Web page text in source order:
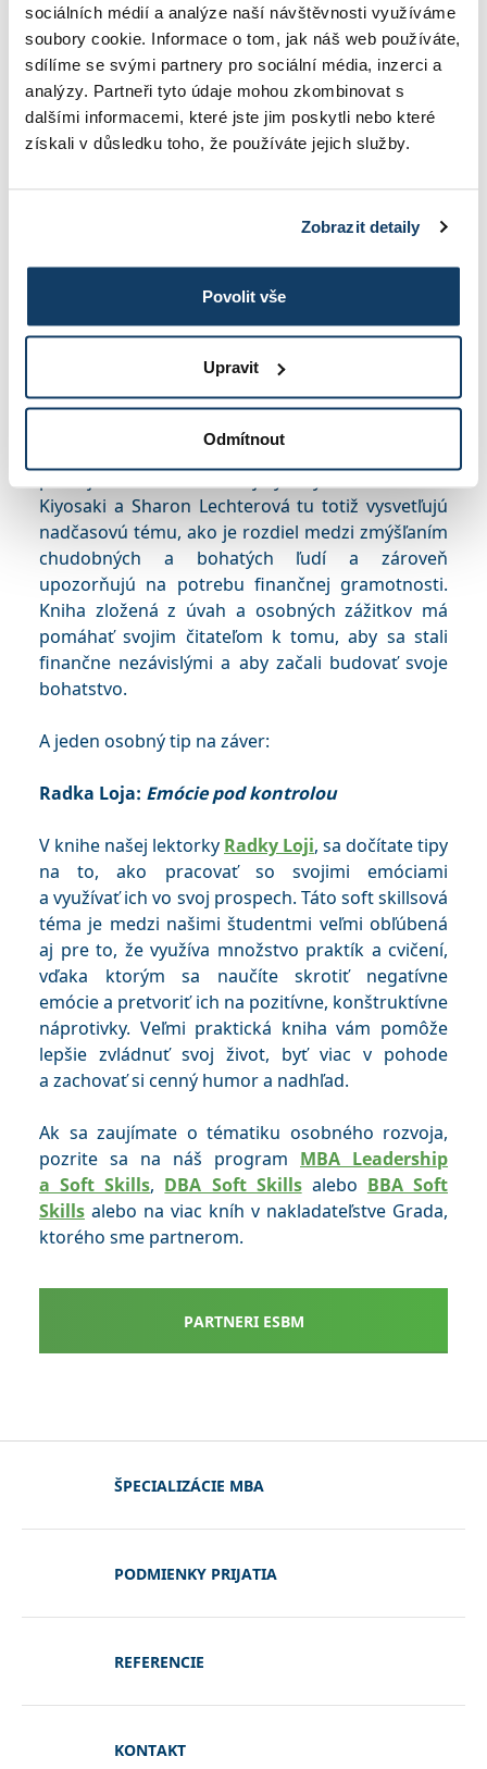
sociálních médií a analýze naší návštěvnosti využíváme
soubory cookie. Informace o tom, jak náš web používáte,
sdílíme se svými partnery pro sociální média, inzerci a
analýzy. Partneři tyto údaje mohou zkombinovat s
dalšími informacemi, které jste jim poskytli nebo které
získali v důsledku toho, že používáte jejich služby.
Zobrazit detaily
Povolit vše
Upravit
Odmítnout
Timothy Ferris:Nástroje titánov
Medzi knihami o úspechu vynikajúNástroje titánov
od Timothyho Ferrisa, autora bestselleru
Štvorhodinový pracovný týždeň. Kniha s podtitulom
Návyky a taktiky výnimočných osobností,
špičky, a to od hollywoodskych hercov, cez
Z rozhovorov s nimi potom vytiahol niekoľko
praktických rád, aplikovateľných pre každého, kto
chce dosiahnuť úspech.
Robert Kiyosaki a Sharon Lechter:
chudobný otec
Kiyosaki a Sharon Lechterová tu totiž vysvetľujú
nadčasovú tému, ako je rozdiel medzi zmýšľaním
chudobných a bohatých ľudí a zároveň
upozorňujú na potrebu finančnej gramotnosti.
Kniha zložená z úvah a osobných zážitkov má
pomáhať svojim čitateľom k tomu, aby sa stali
finančne nezávislými a aby začali budovať svoje
bohatstvo.
A jeden osobný tip na záver:
Radka Loja: Emócie pod kontrolou
V knihe našej lektorky Radky Loji, sa dočítate tipy
na to, ako pracovať so svojimi emóciami
a využívať ich vo svoj prospech. Táto soft skillsová
téma je medzi našimi študentmi veľmi obľúbená
aj pre to, že využíva množstvo praktík a cvičení,
vďaka ktorým sa naučíte skrotiť negatívne
emócie a pretvoriť ich na pozitívne, konštruktívne
náprotivky. Veľmi praktická kniha vám pomôže
lepšie zvládnuť svoj život, byť viac v pohode
a zachovať si cenný humor a nadhľad.
Ak sa zaujímate o tématiku osobného rozvoja,
pozrite sa na náš program MBA Leadership
a Soft Skills, DBA Soft Skillsalebo BBA Soft
Skills alebo na viac kníh v nakladateľstve Grada,
ktorého sme partnerom.
PARTNERI ESBM
ŠPECIALIZÁCIE MBA
PODMIENKY PRIJATIA
REFERENCIE
KONTAKT